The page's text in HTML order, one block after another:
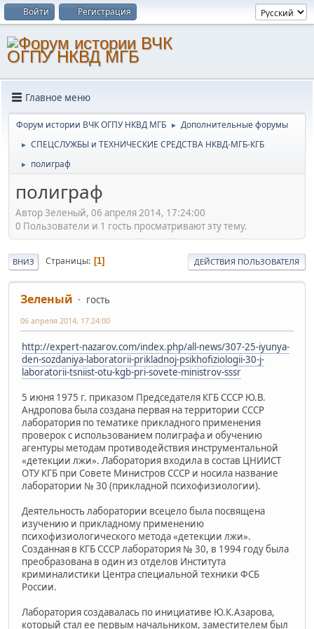
Войти Регистрация
Главное меню
Форум истории ВЧК ОГПУ НКВД МГБ ► Дополнительные форумы
► СПЕЦСЛУЖБЫ и ТЕХНИЧЕСКИЕ СРЕДСТВА НКВД-МГБ-КГБ
► полиграф
полиграф
Автор Зеленый, 06 апреля 2014, 17:24:00
0 Пользователи и 1 гость просматривают эту тему.
ВНИЗ Страницы 1 ДЕЙСТВИЯ ПОЛЬЗОВАТЕЛЯ
Зеленый гость
06 апреля 2014, 17:24:00
http://expert-nazarov.com/index.php/all-news/307-25-iyunya-
den-sozdaniya-laboratorii-prikladnoj-psikhofiziologii-30-j-
laboratorii-tsniist-otu-kgb-pri-sovete-ministrov-sssr
5 июня 1975 г. приказом Председателя КГБ СССР Ю.В.
Андропова была создана первая на территории СССР
лаборатория по тематике прикладного применения
проверок с использованием полиграфа и обучению
агентуры методам противодействия инструментальной
«детекции лжи». Лаборатория входила в состав ЦНИИСТ
ОТУ КГБ при Совете Министров СССР и носила название
лаборатории № 30 (прикладной психофизиологии).
Деятельность лаборатории всецело была посвящена
изучению и прикладному применению
психофизиологического метода «детекции лжи».
Созданная в КГБ СССР лаборатория № 30, в 1994 году была
преобразована в один из отделов Института
криминалистики Центра специальной техники ФСБ
России.
Лаборатория создавалась по инициативе Ю.К.Азарова,
который стал ее первым начальником, заместителем был